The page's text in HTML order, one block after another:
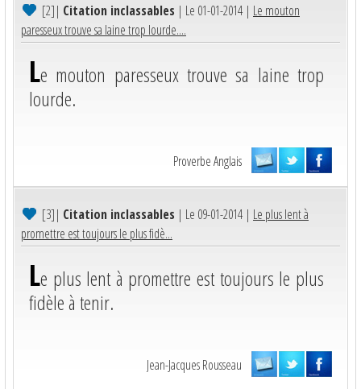
[2]| Citation inclassables | Le 01-01-2014 | Le mouton
paresseux trouve sa laine trop lourde....
Le mouton paresseux trouve sa laine trop
lourde.
Proverbe Anglais
[3]| Citation inclassables | Le 09-01-2014 | Le plus lent à
promettre est toujours le plus fidè...
Le plus lent à promettre est toujours le plus
fidèle à tenir.
Jean-Jacques Rousseau